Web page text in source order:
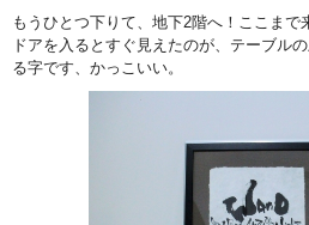
もうひとつ下りて、地下2階へ！ここまで
ドアを入るとすぐ見えたのが、テーブル
る字です、かっこいい。